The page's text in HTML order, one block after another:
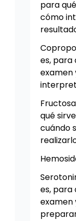
para
cómo
es, para
examen
qué
cuándo
es, para
examen